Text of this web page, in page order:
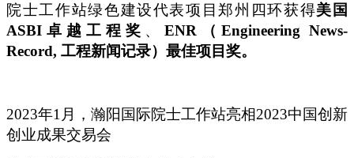
院士工作站绿色建设代表项目郑州四环获得美国
ASBI卓越工程奖 、ENR（Engineering News-
Record, 工程新闻记录）最佳项目奖。
2023年1月，瀚阳国际院士工作站亮相2023中国创新
创业成果交易会